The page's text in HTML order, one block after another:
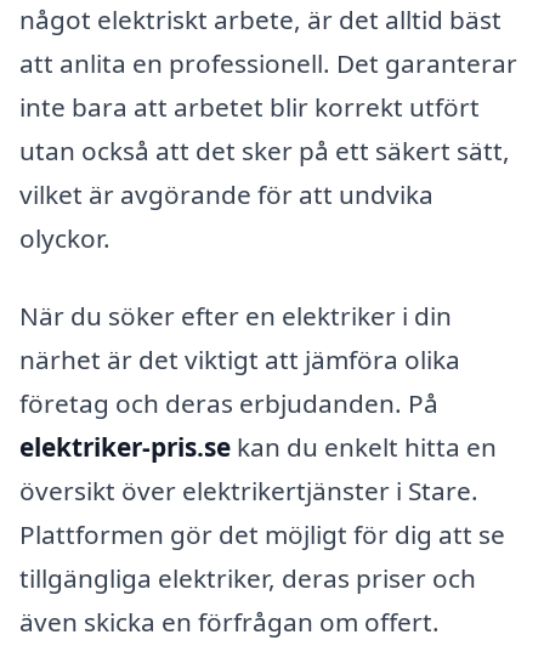
något elektriskt arbete, är det alltid bäst
att anlita en professionell. Det garanterar
inte bara att arbetet blir korrekt utfört
utan också att det sker på ett säkert sätt,
vilket är avgörande för att undvika
olyckor.
När du söker efter en elektriker i din
närhet är det viktigt att jämföra olika
företag och deras erbjudanden. På
elektriker-pris.se kan du enkelt hitta en
översikt över elektrikertjänster i Stare.
Plattformen gör det möjligt för dig att se
tillgängliga elektriker, deras priser och
även skicka en förfrågan om offert.